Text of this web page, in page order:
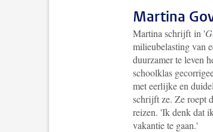
Martina
Martina schrijft in '
milieubelasting van
duurzamer te leven
schoolklas
met eerlijke en
schrijft ze. Ze roept
reizen. 'Ik denk dat
vakantie te gaan.'